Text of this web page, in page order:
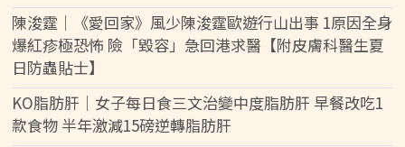
陳浚霆｜《愛回家》風少陳浚霆歐遊行山出事 1原因全身
爆紅疹極恐怖 險「毀容」急回港求醫【附皮膚科醫生夏
日防蟲貼士】
KO脂肪肝｜女子每日食三文治變中度脂肪肝 早餐改吃1
款食物 半年激減15磅逆轉脂肪肝